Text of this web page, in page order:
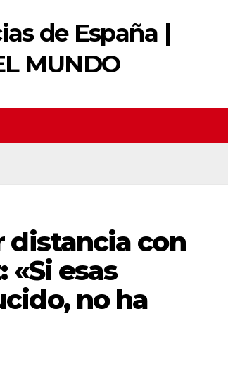
de España |
MUNDO
distancia con
«Si esas
no ha